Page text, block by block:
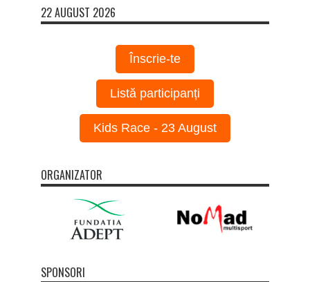
22 AUGUST 2026
Înscrie-te
Listă participanți
Kids Race - 23 August
ORGANIZATOR
SPONSORI